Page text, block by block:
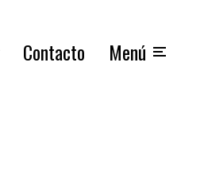
Contacto Menú